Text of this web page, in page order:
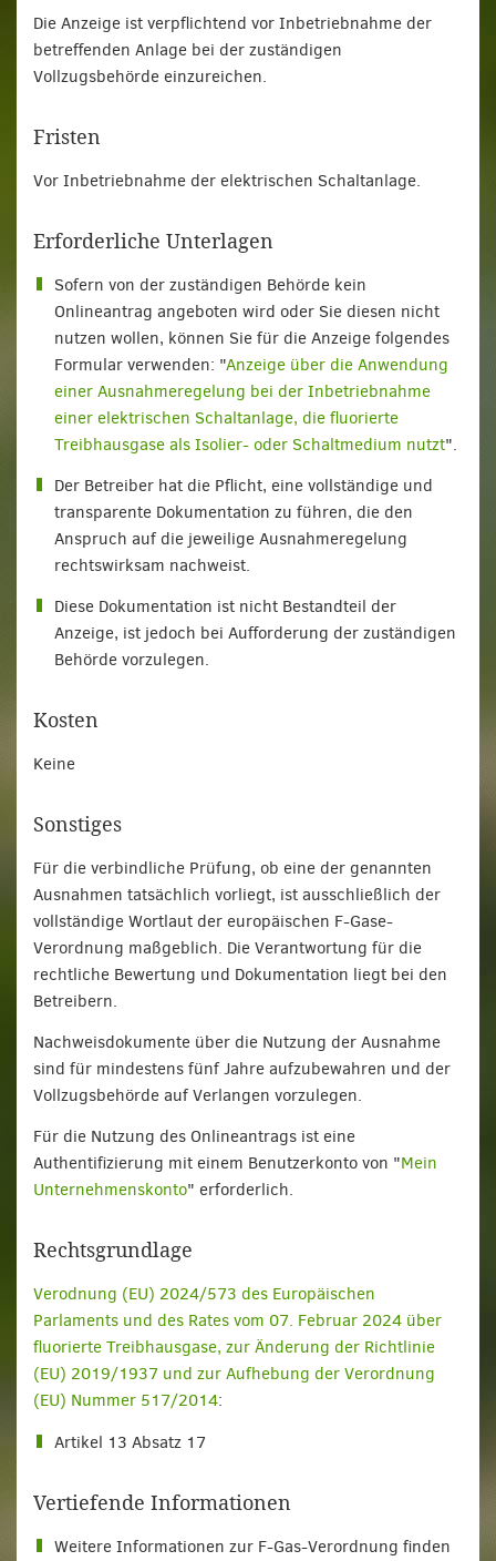
Die Anzeige ist verpflichtend vor Inbetriebnahme der
betreffenden Anlage bei der zuständigen
Vollzugsbehörde einzureichen.
Fristen
Vor Inbetriebnahme der elektrischen Schaltanlage.
Erforderliche Unterlagen
Sofern von der zuständigen Behörde kein
Onlineantrag angeboten wird oder Sie diesen nicht
nutzen wollen, können Sie für die Anzeige folgendes
Formular verwenden: "Anzeige über die Anwendung
einer Ausnahmeregelung bei der Inbetriebnahme
einer elektrischen Schaltanlage, die fluorierte
Treibhausgase als Isolier- oder Schaltmedium nutzt".
Der Betreiber hat die Pflicht, eine vollständige und
transparente Dokumentation zu führen, die den
Anspruch auf die jeweilige Ausnahmeregelung
rechtswirksam nachweist.
Diese Dokumentation ist nicht Bestandteil der
Anzeige, ist jedoch bei Aufforderung der zuständigen
Behörde vorzulegen.
Kosten
Keine
Sonstiges
Für die verbindliche Prüfung, ob eine der genannten
Ausnahmen tatsächlich vorliegt, ist ausschließlich der
vollständige Wortlaut der europäischen F-Gase-
Verordnung maßgeblich. Die Verantwortung für die
rechtliche Bewertung und Dokumentation liegt bei den
Betreibern.
Nachweisdokumente über die Nutzung der Ausnahme
sind für mindestens fünf Jahre aufzubewahren und der
Vollzugsbehörde auf Verlangen vorzulegen.
Für die Nutzung des Onlineantrags ist eine
Authentifizierung mit einem Benutzerkonto von "Mein
Unternehmenskonto" erforderlich.
Rechtsgrundlage
Verodnung (EU) 2024/573 des Europäischen
Parlaments und des Rates vom 07. Februar 2024 über
fluorierte Treibhausgase, zur Änderung der Richtlinie
(EU) 2019/1937 und zur Aufhebung der Verordnung
(EU) Nummer 517/2014:
Artikel 13 Absatz 17
Vertiefende Informationen
Weitere Informationen zur F-Gas-Verordnung finden